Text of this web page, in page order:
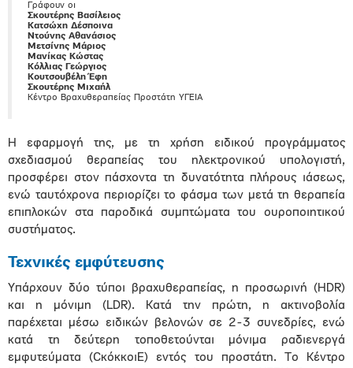
Γράφουν οι
Σκουτέρης Βασίλειος
Κατσώχη Δέσποινα
Ντούνης Αθανάσιος
Μετσίνης Μάριος
Μανίκας Κώστας
Κόλλιας Γεώργιος
Κουτσουβέλη Έφη
Σκουτέρης Μιχαήλ
Κέντρο Βραχυθεραπείας Προστάτη ΥΓΕΙΑ
Η εφαρμογή της, με τη χρήση ειδικού προγράμματος
σχεδιασμού θεραπείας του ηλεκτρονικού υπολογιστή,
προσφέρει στον πάσχοντα τη δυνατότητα πλήρους ιάσεως,
ενώ ταυτόχρονα περιορίζει το φάσμα των μετά τη θεραπεία
επιπλοκών στα παροδικά συμπτώματα του ουροποιητικού
συστήματος.
Τεχνικές εμφύτευσης
Υπάρχουν δύο τύποι βραχυθεραπείας, η προσωρινή (HDR)
και η μόνιμη (LDR). Κατά την πρώτη, η ακτινοβολία
παρέχεται μέσω ειδικών βελονών σε 2-3 συνεδρίες, ενώ
κατά τη δεύτερη τοποθετούνται μόνιμα ραδιενεργά
εμφυτεύματα (CκόκκοιE) εντός του προστάτη. Το Κέντρο